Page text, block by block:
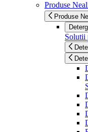
Produse
Produse
Solutii